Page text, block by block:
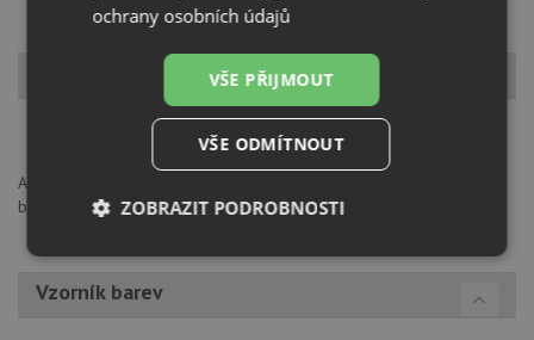
ANCOR CZ s.r.o., K Zelenči 2976/3, 19300, Praha 9 Horní Počernice,
blanco@ancor.cz
Vzorník barev
ochrany osobních údajů
VŠE PŘIJMOUT
VŠE ODMÍTNOUT
ZOBRAZIT PODROBNOSTI
Nezbytně
soubory
Výkonové
Soubory